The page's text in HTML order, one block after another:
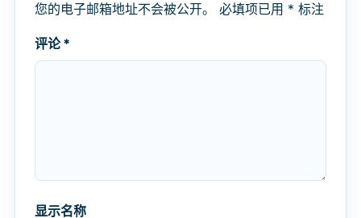
您的电子邮箱地址不会被公开。 必填项已用 * 标注
评论*
显示名称